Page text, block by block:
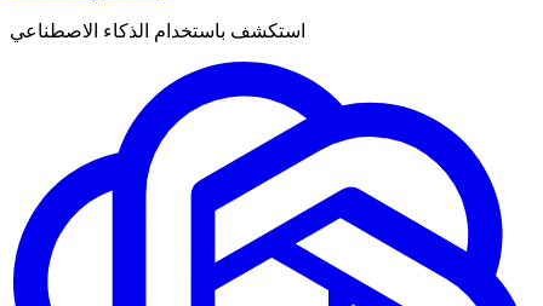
استكشف باستخدام الذكاء الاصطناعي